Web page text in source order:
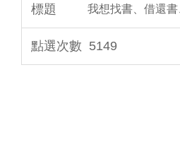
我想找書、借還
5149